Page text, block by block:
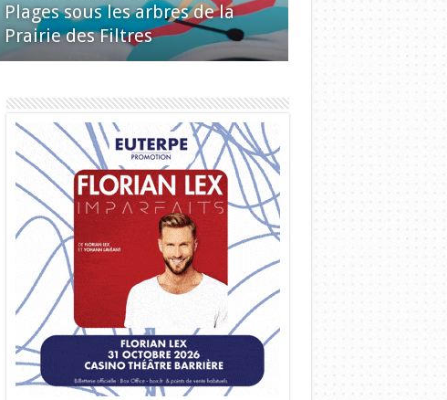
Plages sous les arbres de la
Prairie des Filtres